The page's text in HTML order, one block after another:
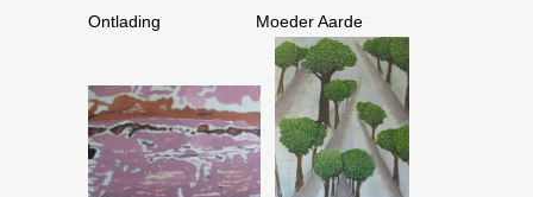
Ontlading Moeder Aarde